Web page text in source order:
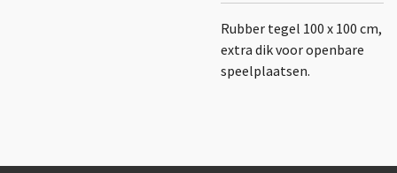
Rubber tegel 100 x 100 cm,
extra dik voor openbare
speelplaatsen.